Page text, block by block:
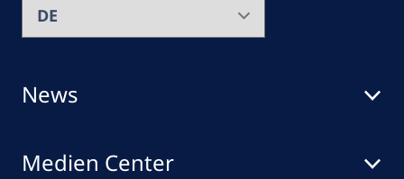
News
Medien Center